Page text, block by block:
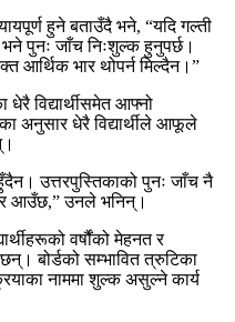
हुने बताउँदै भने, “यदि गल्ती
भने पुनः जाँच निःशुल्क हुनुपर्छ।
आर्थिक भार थोपर्न मिल्दैन।”
धेरै विद्यार्थीसमेत आफ्नो
अनुसार धेरै विद्यार्थीले आफूले
उत्तरपुस्तिकाको पुनः जाँच नै
आउँछ,” उनले भनिन्।
वर्षौंको मेहनत र
बोर्डको सम्भावित त्रुटिका
नाममा शुल्क असुल्ने कार्य